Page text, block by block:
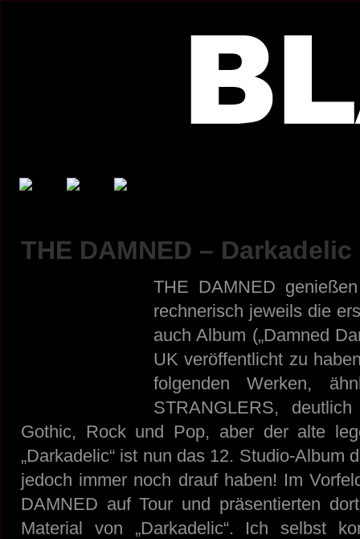
THE DAMNED – Darkadelic
THE DAMNED
rechnerisch jeweils die
auch Album („Damned
UK veröffentlicht zu
folgenden Werken,
STRANGLERS,
Gothic, Rock und Pop, aber der alte
„Darkadelic“ ist nun das 12. Studio-Album
jedoch immer noch drauf haben! Im
DAMNED auf Tour und präsentierten
Material von „Darkadelic“. Ich selbst